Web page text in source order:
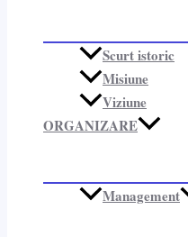
Scurt istoric
Misiune
Viziune
ORGANIZARE​
Management